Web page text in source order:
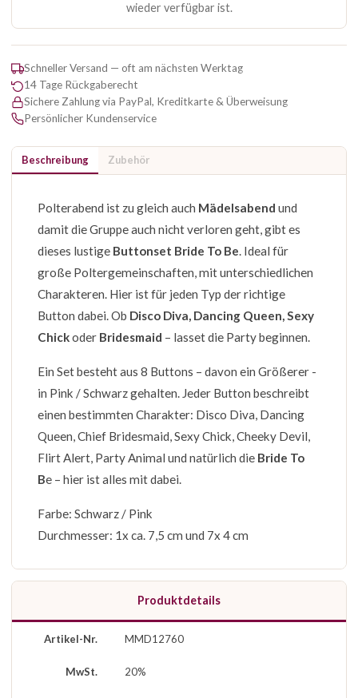
wieder verfügbar ist.
Schneller Versand — oft am nächsten Werktag
14 Tage Rückgaberecht
Sichere Zahlung via PayPal, Kreditkarte & Überweisung
Persönlicher Kundenservice
Beschreibung Zubehör
Polterabend ist zu gleich auch Mädelsabend und
damit die Gruppe auch nicht verloren geht, gibt es
dieses lustige Buttonset Bride To Be. Ideal für
große Poltergemeinschaften, mit unterschiedlichen
Charakteren. Hier ist für jeden Typ der richtige
Button dabei. Ob Disco Diva, Dancing Queen, Sexy
Chickoder Bridesmaid – lasset die Party beginnen.
Ein Set besteht aus 8 Buttons – davon ein Größerer -
in Pink / Schwarz gehalten. Jeder Button beschreibt
einen bestimmten Charakter: Disco Diva, Dancing
Queen, Chief Bridesmaid, Sexy Chick, Cheeky Devil,
Flirt Alert, Party Animal und natürlich die Bride To
Be – hier ist alles mit dabei.
Farbe: Schwarz / Pink
Durchmesser: 1x ca. 7,5 cm und 7x 4 cm
Produktdetails
Artikel-Nr. MMD12760
MwSt. 20%